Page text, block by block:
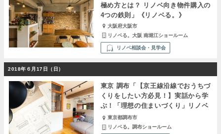
極め方とは？ リノベ向き物件購入の
4つの鉄則」《リノベる。》
大阪府大阪市
リノベる。大阪 南堀江ショールーム
リノベ相談会・見学会
2018年６月17日（日）
東京 調布「【京王線沿線でおうちづ
くりをしたい方必見！】実話から学
ぶ！「理想の住まいづくり」リノベ
ーション基礎講座&理想のプランセ
ミナー」《リノベる。》
東京都調布市
リノベる。調布ショールーム